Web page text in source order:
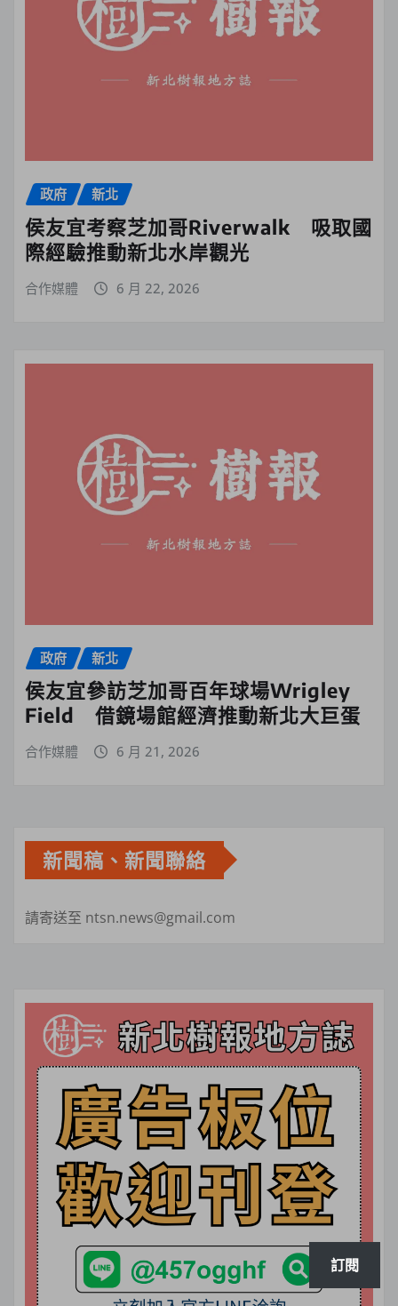
政府 新北
侯友宜考察芝加哥Riverwalk 吸取國
際經驗推動新北水岸觀光
合作媒體 6 月 22, 2026
政府 新北
侯友宜參訪芝加哥百年球場Wrigley
Field 借鏡場館經濟推動新北大巨蛋
合作媒體 6 月 21, 2026
新聞稿、新聞聯絡
請寄送至 ntsn.news@gmail.com
訂閱